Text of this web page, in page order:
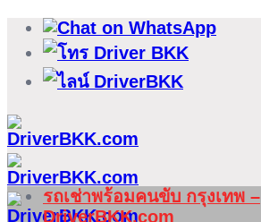
ข้าม
เนื้อหา
รถเช่าพร้อมคนขับ กรุงเทพ –
DriverBKK.com